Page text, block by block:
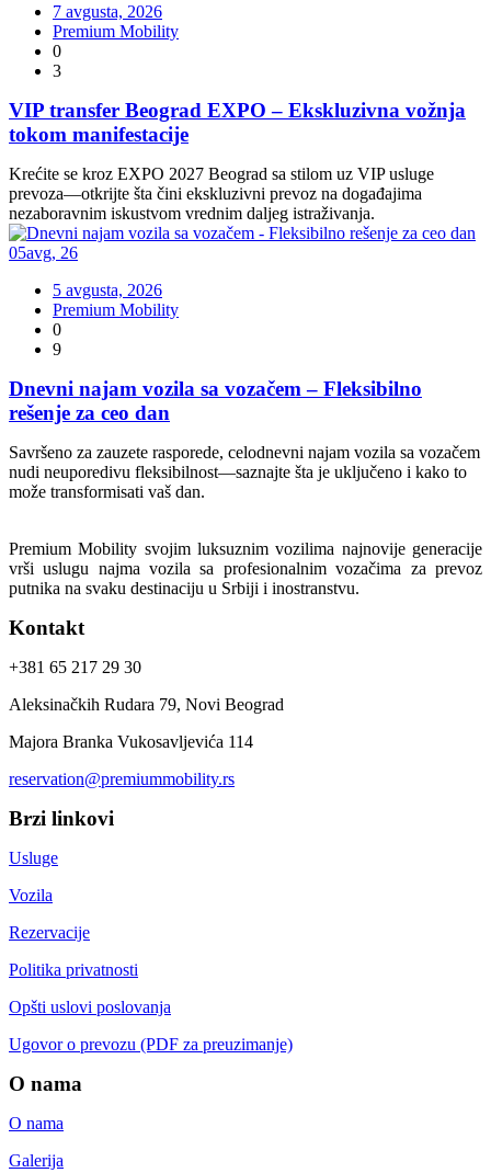
7 avgusta, 2026
Premium Mobility
0
3
VIP transfer Beograd EXPO – Ekskluzivna vožnja
tokom manifestacije
Krećite se kroz EXPO 2027 Beograd sa stilom uz VIP usluge
prevoza—otkrijte šta čini ekskluzivni prevoz na događajima
nezaboravnim iskustvom vrednim daljeg istraživanja.
05avg, 26
5 avgusta, 2026
Premium Mobility
0
9
Dnevni najam vozila sa vozačem – Fleksibilno
rešenje za ceo dan
Savršeno za zauzete rasporede, celodnevni najam vozila sa vozačem
nudi neuporedivu fleksibilnost—saznajte šta je uključeno i kako to
može transformisati vaš dan.
Premium Mobility svojim luksuznim vozilima najnovije generacije
vrši uslugu najma vozila sa profesionalnim vozačima za prevoz
putnika na svaku destinaciju u Srbiji i inostranstvu.
Kontakt
+381 65 217 29 30
Aleksinačkih Rudara 79, Novi Beograd
Majora Branka Vukosavljevića 114
reservation@premiummobility.rs
Brzi linkovi
Usluge
Vozila
Rezervacije
Politika privatnosti
Opšti uslovi poslovanja
Ugovor o prevozu (PDF za preuzimanje)
O nama
O nama
Galerija